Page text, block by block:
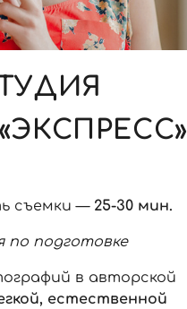
съемки — 25-30 мин.
по подготовке
в авторской
естественной